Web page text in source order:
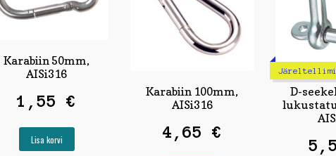
Karabiin 50mm,
AISi316
1,55€
Lisa korvi
Karabiin 100mm,
AISi316
4,65 €
D-